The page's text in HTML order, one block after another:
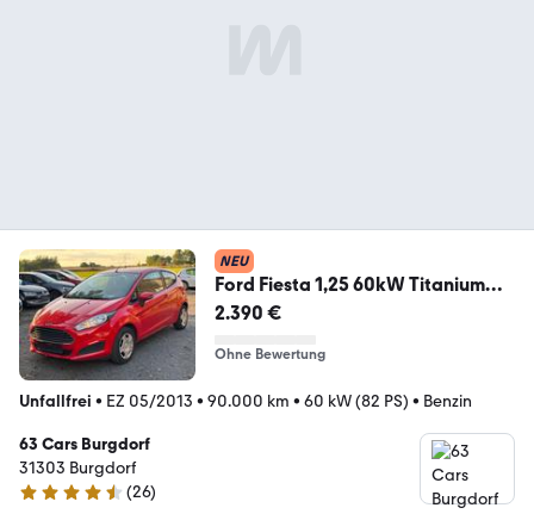
NEU
Ford Fiesta 1,25 60kW Titanium
EXPORT/GEWERBE
2.390 €
Ohne Bewertung
Unfallfrei • EZ 05/2013 • 90.000 km • 60 kW (82 PS) • Benzin
63 Cars Burgdorf
31303 Burgdorf
4.6 Sterne
(26)